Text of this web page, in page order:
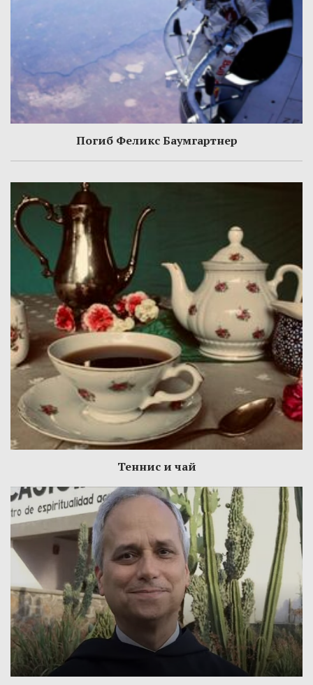
Погиб Феликс Баумгартнер
Теннис и чай